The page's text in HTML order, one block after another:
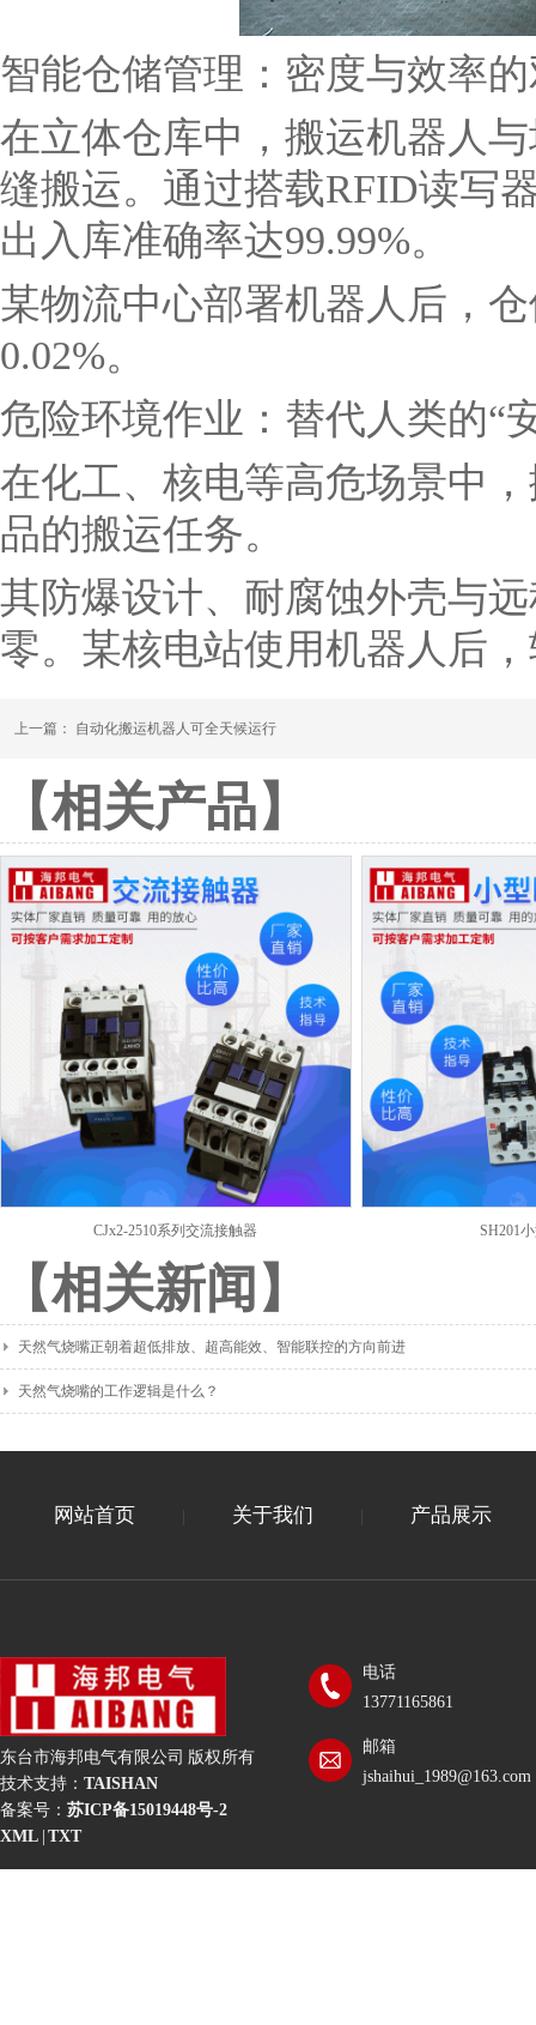
智能仓储管理：密度与效率
在立体仓库中，搬运机器人
缝搬运。通过搭载RFID读写
出入库准确率达99.99%。
某物流中心部署机器人后，
0.02%。
危险环境作业：替代人类的“
在化工、核电等高危场景中
品的搬运任务。
其防爆设计、耐腐蚀外壳与
零。某核电站使用机器人后
上一篇： 自动化搬运机器人可全天候运行
【相关产品】
CJx2-2510系列交流接触器 SH201
【相关新闻】
天然气烧嘴正朝着超低排放、超高能效、智能联控的方向前进
天然气烧嘴的工作逻辑是什么？
网站首页 关于我们 产品展示
东台市海邦电气有限公司 版权所有
技术支持： TAISHAN
备案号： 苏ICP备15019448号-2
XML TXT
电话
13771165861
邮箱
jshaihui_1989@163.com